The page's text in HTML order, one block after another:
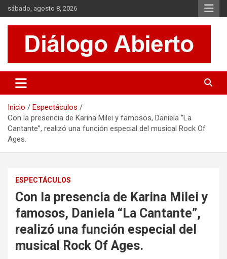
Saltar
al
contenido
sábado, agosto 8, 2026
Diálogo Abierto
Se tratan diversos temas de actualidad buscando hacer un
aporte a la sociedad, brindando información relevante de lo que
Inicio
Espectáculos
Con la presencia de Karina Milei y famosos, Daniela “La
Cantante”, realizó una función especial del musical Rock Of
Ages.
ESPECTÁCULOS
Con la presencia de Karina Milei y
famosos, Daniela “La Cantante”,
realizó una función especial del
musical Rock Of Ages.